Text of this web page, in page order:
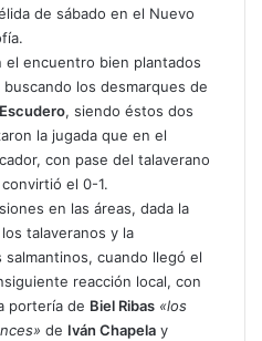
de sábado en el Nuevo
el encuentro bien plantados
los desmarques de
Escudero, siendo éstos dos
la jugada que en el
con pase del talaverano
el 0-1.
en las áreas, dada la
talaveranos y la
cuando llegó el
reacción local, con
portería de Biel Ribas «los
de Iván Chapela y